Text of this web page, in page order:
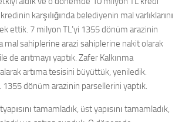
karşılığında belediyenin mal varlıklarını
ettik. 7 milyon TL’yi 1355 dönüm arazinin
mal sahiplerine arazi sahiplerine nakit olarak
de arıtmayı yaptık. Zafer Kalkınma
artıma tesisini büyüttük, yeniledik.
1355 dönüm arazinin parsellerini yaptık.
tamamladık, üst yapısını tamamladık,